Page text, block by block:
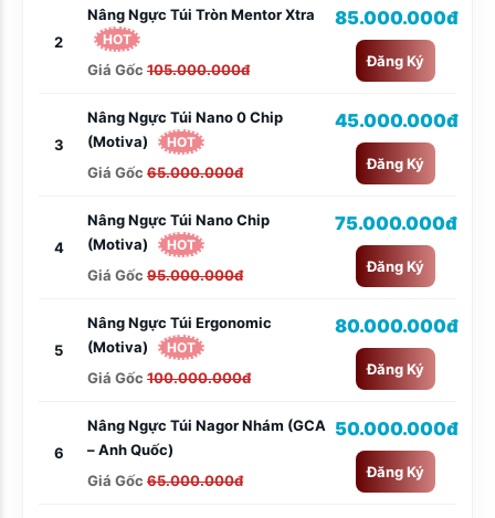
2
Nâng Ngực Túi Tròn Mentor Xtra
HOT
Giá Gốc 105.000.000đ
85.000.000đ
Đăng Ký
3
Nâng Ngực Túi Nano 0 Chip
(Motiva)
HOT
Giá Gốc 65.000.000đ
45.000.000đ
Đăng Ký
4
Nâng Ngực Túi Nano Chip
(Motiva)
HOT
Giá Gốc 95.000.000đ
75.000.000đ
Đăng Ký
5
Nâng Ngực Túi Ergonomic
(Motiva)
HOT
Giá Gốc 100.000.000đ
80.000.000đ
Đăng Ký
6
Nâng Ngực Túi Nagor Nhám (GCA
– Anh Quốc)
Giá Gốc 65.000.000đ
50.000.000đ
Đăng Ký